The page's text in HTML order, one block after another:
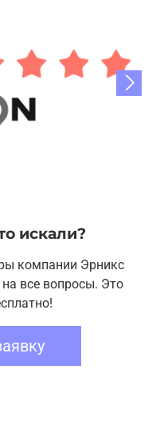
искали?
компании Эрникс
все вопросы. Это